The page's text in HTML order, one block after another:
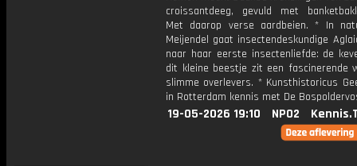
croissantdeeg, gevuld met
Met daarop verse aardbeien. * In
Meijendel gaat insectendeskundige
naar haar eerste insectenliefde: de
dit kleine beestje zit een fascinerende
slimme overlevers. * Kunsthistoricus
in Rotterdam kennis met De
19-05-2026 19:10 NPO2